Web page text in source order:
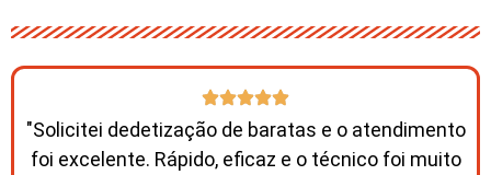
"Solicitei dedetização de baratas e o atendimento
foi excelente. Rápido, eficaz e o técnico foi muito